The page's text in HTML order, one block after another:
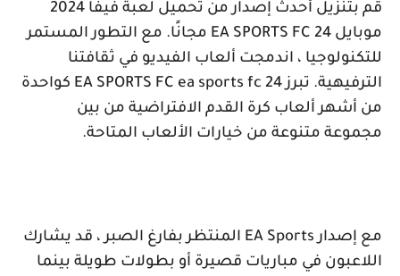
قم بتنزيل أحدث إصدار من تحميل لعبة فيفا 2024
موبايل EA SPORTS FC 24 مجانًا. مع التطور المستمر
للتكنولوجيا ، اندمجت ألعاب الفيديو في ثقافتنا
الترفيهية. تبرزEA SPORTS FC ea sports fc 24 كواحدة
من أشهر ألعاب كرة القدم الافتراضية من بين
مجموعة متنوعة من خيارات الألعاب المتاحة.
مع إصدارEA Sports المنتظر بفارغ الصبر ، قد يشارك
اللاعبون في مباريات قصيرة أو بطولات طويلة بينما